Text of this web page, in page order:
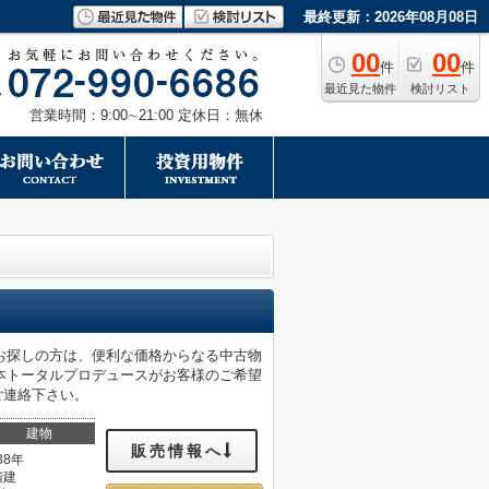
最終更新：2026年08月08日
00件
最近見た物件
00件
検討リスト
営業時間：9:00∼21:00 定休日：無休
しの方は、便利な価格からなる中古物
ータルプロデュースがお客様のご希望
絡下さい。
建物
年
建
販売情報へ